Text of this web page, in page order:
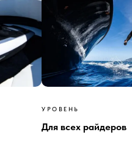
УРОВЕНЬ
Для всех райдеров